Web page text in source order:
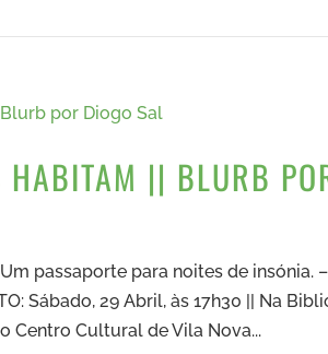
HABITAM || BLURB
passaporte para noites de insónia.
Sábado, 29 Abril, às 17h30 || Na
Centro Cultural de Vila Nova...